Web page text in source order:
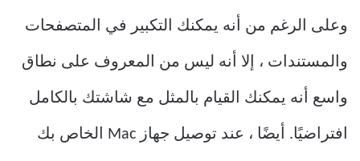
وعلى الرغم من أنه يمكنك التكبير في المتصفحات
والمستندات ، إلا أنه ليس من المعروف على نطاق
واسع أنه يمكنك القيام بالمثل مع شاشتك بالكامل
افتراضيًا. أيضًا ، عند توصيل جهاز Mac الخاص بك